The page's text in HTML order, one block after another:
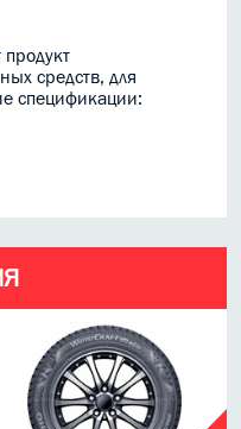
продукт
средств, для
спецификации: